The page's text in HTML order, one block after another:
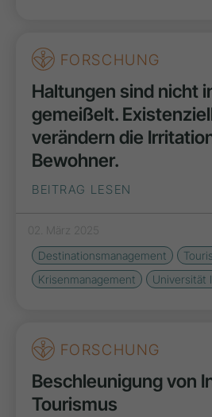
FORSCHUNG
Haltungen sind nicht
gemeißelt.
verändern die
Bewohner.
BEITRAG LESEN
02. März 2025
Destinationsmanagement
Krisenmanagement
Universität
FORSCHUNG
Beschleunigung von
Tourismus